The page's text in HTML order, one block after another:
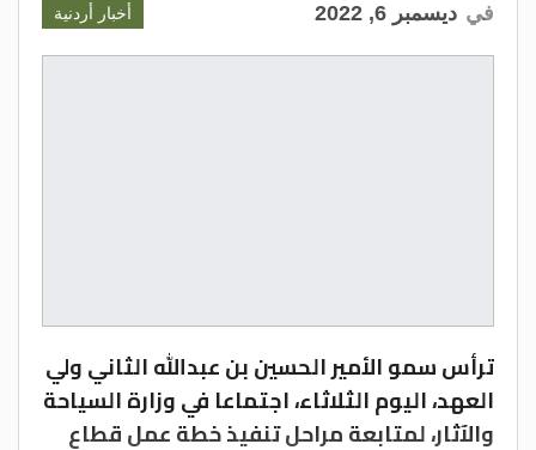
أخبار أردنية في ديسمبر 6, 2022
ترأس سمو الأمير الحسين بن عبدالله الثاني ولي
العهد، اليوم الثلاثاء، اجتماعا في وزارة السياحة
والآثار، لمتابعة مراحل تنفيذ خطة عمل قطاع